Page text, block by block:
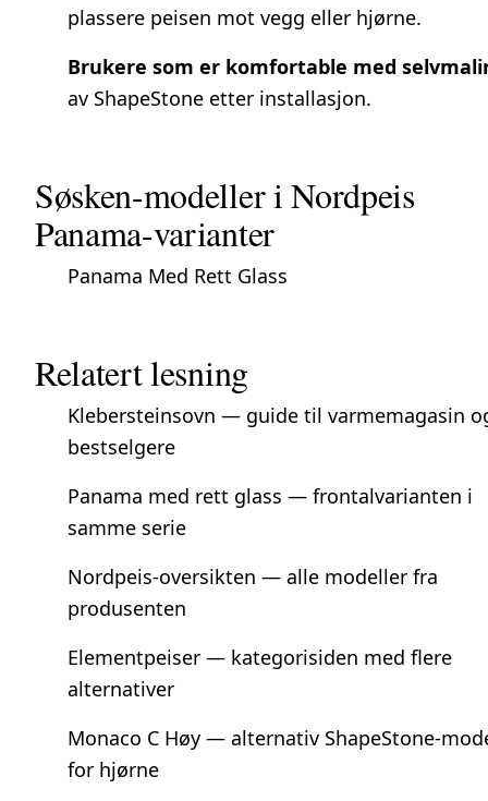
plassere peisen mot vegg eller hjørne.
Brukere som er komfortable med
av ShapeStone etter installasjon.
Søsken-modeller i Nordpeis
Panama-varianter
Panama Med Rett Glass
Relatert lesning
Klebersteinsovn — guide til varmemagasin
bestselgere
Panama med rett glass — frontalvarianten i
samme serie
Nordpeis-oversikten — alle modeller fra
produsenten
Elementpeiser — kategorisiden med flere
alternativer
Monaco C Høy — alternativ ShapeStone-
for hjørne